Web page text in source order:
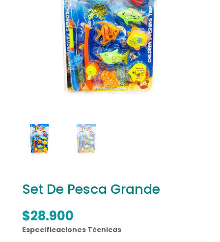
Set De Pesca Grande
$28.900
Especificaciones Técnicas